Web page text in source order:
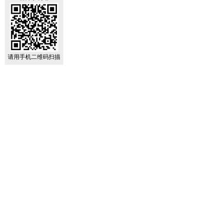
请用手机二维码扫描